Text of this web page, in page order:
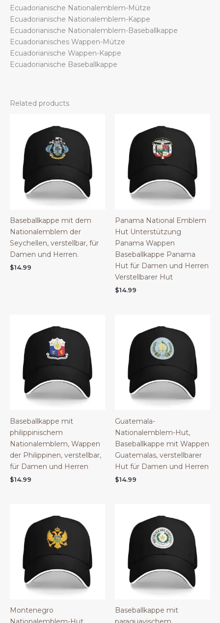
Ecuadorianische Nationalemblem-Mütze
Ecuadorianische Nationalemblem-Kappe
Ecuadorianische Nationalemblem-Baseballkappe
Ecuadorianisches Wappen-Mütze
Ecuadorianische Wappen-Kappe
Ecuadorianische Baseballkappe
Related products
Baseballkappe mit dem
Nationalemblem der
Seychellen, verstellbar, für
Damen und Herren.
$14.99
Panama National Emblem
Hut Unterstützung
Panama Wappen
Baseballkappe Panama
Hut für Damen und Herren
Verstellbarer Hut
$14.99
Baseballkappe mit
philippinischem
Nationalemblem, Wappen
der Philippinen, verstellbar,
für Damen und Herren
$14.99
Guatemala-
Nationalemblem-Hut,
Baseballkappe mit Wappen
Guatemalas, verstellbarer
Hut für Damen und Herren
$14.99
Montenegro
Baseballkappe mit